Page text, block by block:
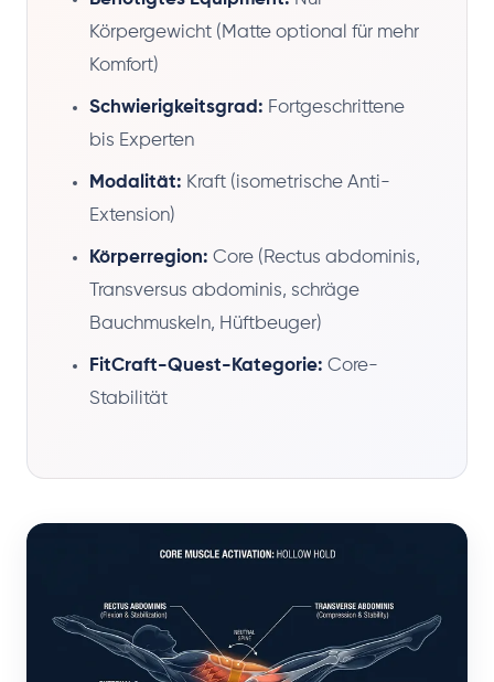
Körpergewicht (Matte optional für mehr
Komfort)
Schwierigkeitsgrad: Fortgeschrittene
bis Experten
Modalität: Kraft (isometrische Anti-
Extension)
Körperregion: Core (Rectus abdominis,
Transversus abdominis, schräge
Bauchmuskeln, Hüftbeuger)
FitCraft-Quest-Kategorie: Core-
Stabilität